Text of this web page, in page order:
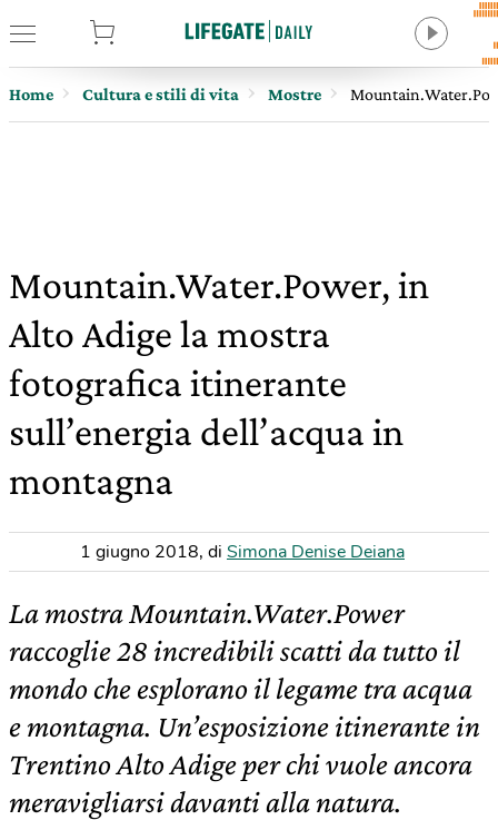
Home Cultura e stili di vita Mostre
Mountain.Water.Power, in
Alto Adige la mostra
fotografica itinerante
sull’energia dell’acqua in
montagna
1 giugno 2018, di Simona Denise Deiana
La mostra Mountain.Water.Power
raccoglie 28 incredibili scatti da tutto il
mondo che esplorano il legame tra acqua
e montagna. Un’esposizione itinerante in
Trentino Alto Adige per chi vuole ancora
meravigliarsi davanti alla natura.